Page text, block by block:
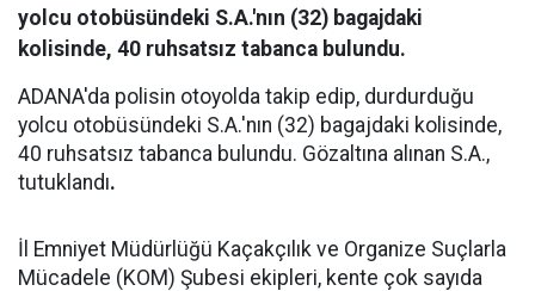
yolcu otobüsündeki S.A.'nın (32) bagajdaki
kolisinde, 40 ruhsatsız tabanca bulundu.
ADANA'da polisin otoyolda takip edip, durdurduğu
yolcu otobüsündeki S.A.'nın (32) bagajdaki kolisinde,
40 ruhsatsız tabanca bulundu. Gözaltına alınan S.A.,
tutuklandı.
İl Emniyet Müdürlüğü Kaçakçılık ve Organize Suçlarla
Mücadele (KOM) Şubesi ekipleri, kente çok sayıda